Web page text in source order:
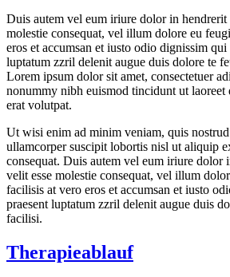
Duis autem vel eum iriure dolor in hendrerit
molestie consequat, vel illum dolore eu
eros et accumsan et iusto odio dignissim
luptatum zzril delenit augue duis dolore te
Lorem ipsum dolor sit amet, consectetuer
nonummy nibh euismod tincidunt ut laoreet
erat volutpat.
Ut wisi enim ad minim veniam, quis
ullamcorper suscipit lobortis nisl ut aliquip
consequat. Duis autem vel eum iriure dolor
velit esse molestie consequat, vel illum
facilisis at vero eros et accumsan et iusto
praesent luptatum zzril delenit augue duis
facilisi.
Therapieablauf